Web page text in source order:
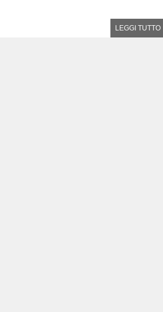
LEGGI TUTTO